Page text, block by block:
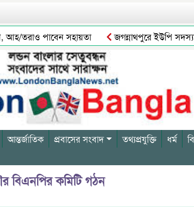
পাবেন সহায়তা জগন্নাথপুরে ইউপি সদস্যকে
পাওয়া যায় নি
সিলেটে যেসব এলাকায় আজ ৬ ঘণ্টা
আন্তর্জাতিক প্রবাসের সংবাদ তথ্যপ্রযুক্তি ধর্ম
কমিটি গঠন